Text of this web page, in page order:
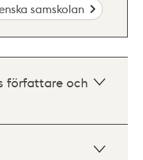
samskolan
författare och